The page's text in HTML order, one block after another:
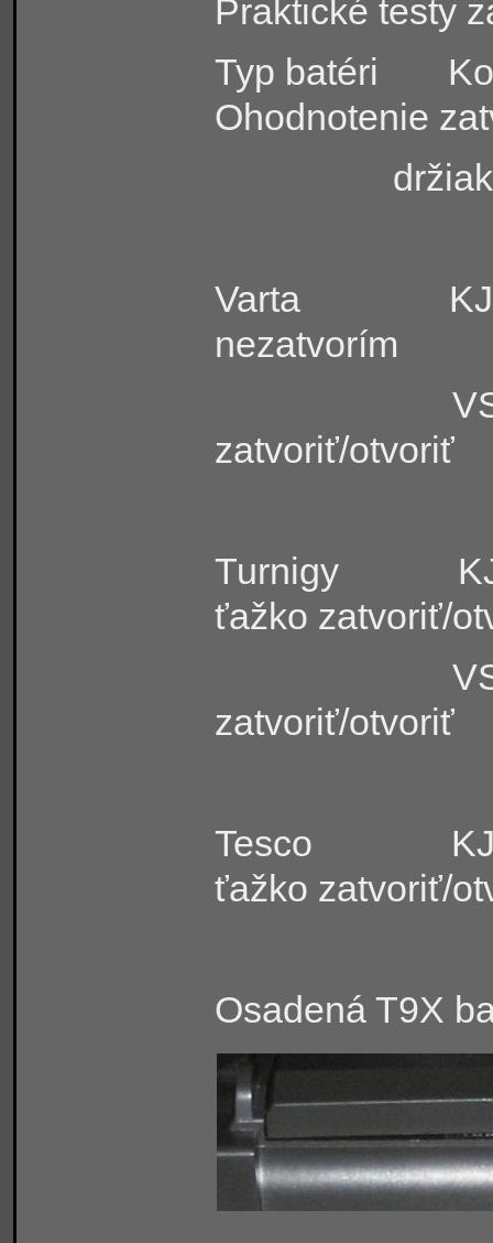
Praktické testy
Typ batéri
Ohodnotenie
Varta
nezatvorím
zatvoriť/otvoriť
Turnigy
ťažko zatvoriť/
zatvoriť/otvoriť
Tesco
ťažko zatvoriť/
Osadená T9X